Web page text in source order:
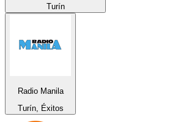
Turín
Radio Manila
Turín, Éxitos